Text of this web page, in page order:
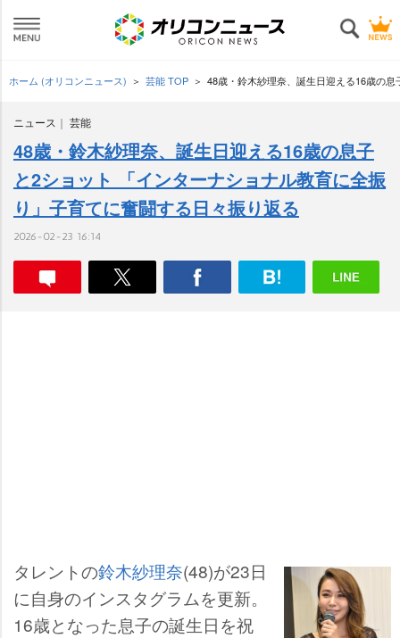
ホーム (オリコンニュース) 芸能 TOP 48歳・鈴木紗理奈、誕生日迎える16歳の
ニュース 芸能
48歳・鈴木紗理奈、誕生日迎える16歳の息子
と2ショット 「インターナショナル教育に全振
り」子育てに奮闘する日々振り返る
2026-02-23 16:14
タレントの鈴木紗理奈(48)が23日
に自身のインスタグラムを更新。
16歳となった息子の誕生日を祝